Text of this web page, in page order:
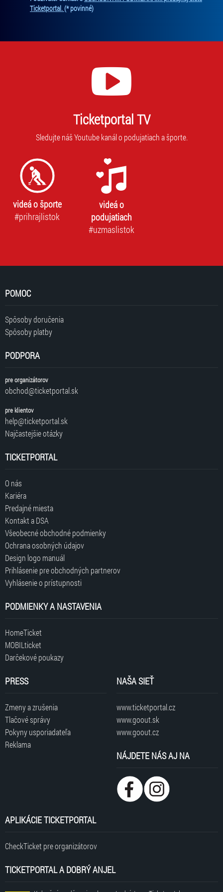
Ticketportal.(* povinné)
Ticketportal TV
Sledujte náš Youtube kanál o podujatiach a športe.
videá o športe
#prihrajlistok
videá o
podujatiach
#uzmaslistok
POMOC
Spôsoby doručenia
Spôsoby platby
PODPORA
pre organizátorov
obchod@ticketportal.sk
pre klientov
help@ticketportal.sk
Najčastejšie otázky
TICKETPORTAL
O nás
Kariéra
Predajné miesta
Kontakt a DSA
Všeobecné obchodné podmienky
Ochrana osobných údajov
Design logo manuál
Prihlásenie pre obchodných partnerov
Vyhlásenie o prístupnosti
PODMIENKY A NASTAVENIA
HomeTicket
MOBILticket
Darčekové poukazy
PRESS
Zmeny a zrušenia
Tlačové správy
Pokyny usporiadateľa
Reklama
NAŠA SIEŤ
www.ticketportal.cz
www.goout.sk
www.goout.cz
NÁJDETE NÁS AJ NA
APLIKÁCIE TICKETPORTAL
CheckTicket pre organizátorov
TICKETPORTAL A DOBRÝ ANJEL